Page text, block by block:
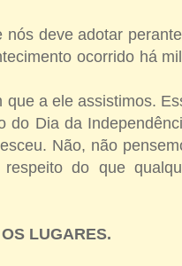
deve adotar
ocorrido há
que a ele assistimos.
do Dia da
Não, não
do que
LUGARES.